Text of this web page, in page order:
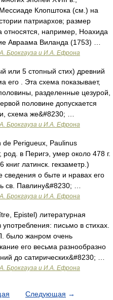
Клопштока (см.) на
патриархов; размер
относятся, например, Ноахида
Авраама Виланда (1753) …
Брокгауза и И.А. Ефрона
или 5 стопный стих) древний
его . Эта схема показывает,
разделенные цезурой,
половине допускается
схема же&#8230; …
Брокгауза и И.А. Ефрона
Perigueux, Paulinus
род. в Перигэ, умер около 478 г.
латинск. гекзаметр.)
о быте и нравах его
св. Павлину&#8230; …
Брокгауза и И.А. Ефрона
Epistel) литературная
письмо в стихах.
было жанром очень
его весьма разнообразно
до сатирических&#8230; …
Брокгауза и И.А. Ефрона
Следующая →